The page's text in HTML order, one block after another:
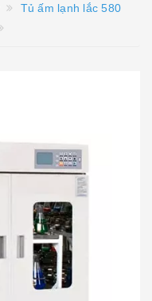
Tủ ấm lạnh lắc 580